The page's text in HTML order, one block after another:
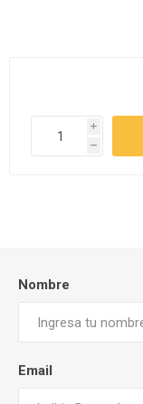
i
h
Nombre
Email